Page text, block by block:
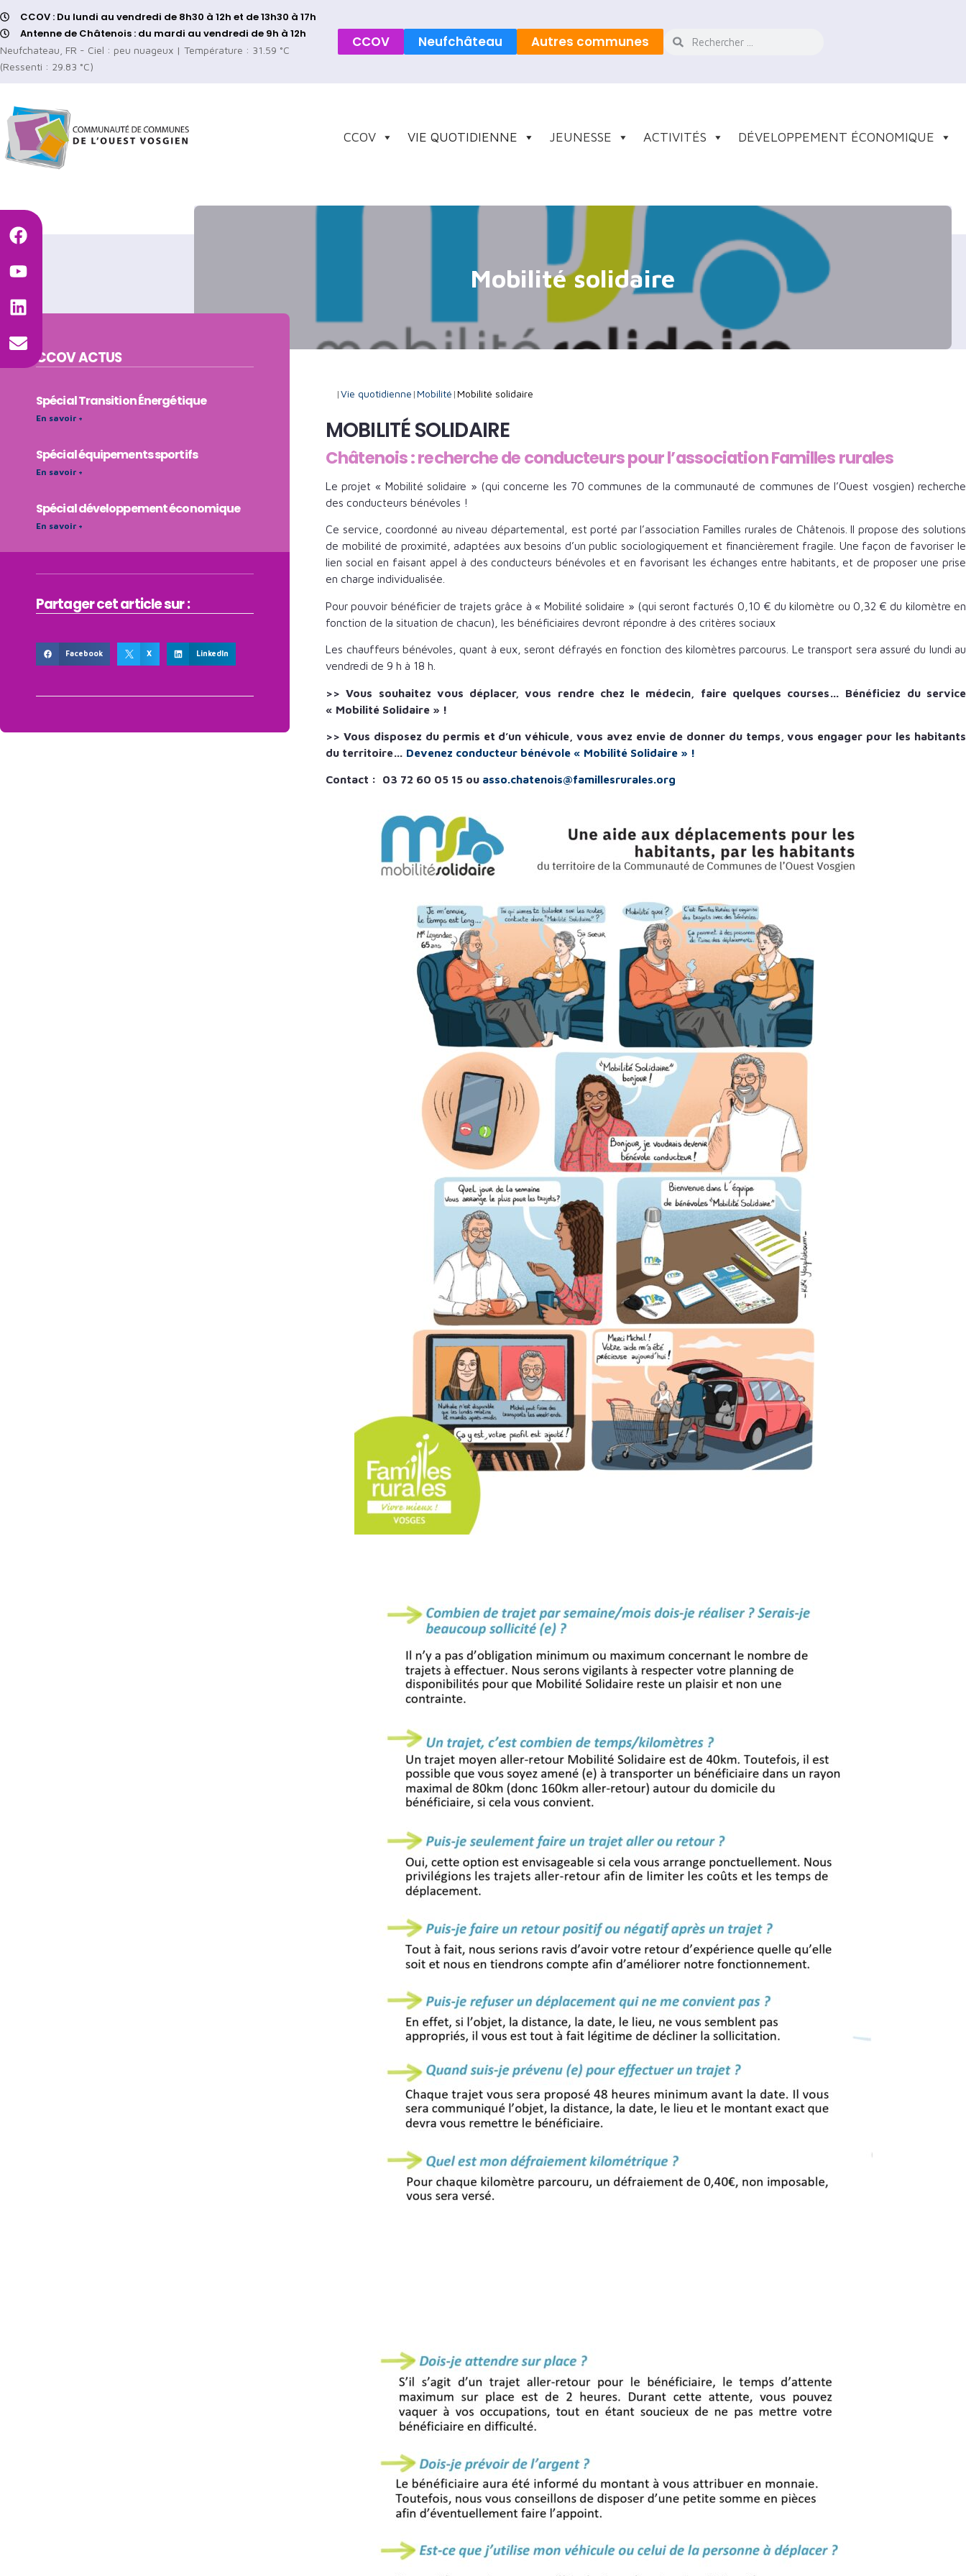
CCOV : Du lundi au vendredi de 8h30 à 12h et de 13h30 à 17h
Antenne de Châtenois : du mardi au vendredi de 9h à 12h
Neufchateau, FR - Ciel : peu nuageux | Température : 31.59 °C
(Ressenti : 29.83 °C)
CCOV Neufchâteau Autres communes
CCOV VIE QUOTIDIENNE JEUNESSE ACTIVITÉS DÉVELOPPEMENT ÉCONOMIQUE
Mobilité solidaire
CCOVACTUS
Spécial Transition Énergétique
En savoir +
Spécial équipements sportifs
En savoir +
Spécial développement économique
En savoir +
Partager cet article sur :
Facebook X LinkedIn
|Vie quotidienne |Mobilité |Mobilité solidaire
MOBILITÉ SOLIDAIRE
Châtenois : recherche de conducteurs pour l’association Familles rurales
Le projet « Mobilité solidaire » (qui concerne les 70 communes de la communauté de communes de l’Ouest vosgien) recherche
des conducteurs bénévoles !
Ce service, coordonné au niveau départemental, est porté par l’association Familles rurales de Châtenois. Il propose des solutions
de mobilité de proximité, adaptées aux besoins d’un public sociologiquement et financièrement fragile. Une façon de favoriser le
lien social en faisant appel à des conducteurs bénévoles et en favorisant les échanges entre habitants, et de proposer une prise
en charge individualisée.
Pour pouvoir bénéficier de trajets grâce à « Mobilité solidaire » (qui seront facturés 0,10 € du kilomètre ou 0,32 € du kilomètre en
fonction de la situation de chacun), les bénéficiaires devront répondre à des critères sociaux
Les chauffeurs bénévoles, quant à eux, seront défrayés en fonction des kilomètres parcourus. Le transport sera assuré du lundi au
vendredi de 9 h à 18 h.
>> Vous souhaitez vous déplacer, vous rendre chez le médecin, faire quelques courses… Bénéficiez du service
« Mobilité Solidaire » !
>> Vous disposez du permis et d’un véhicule, vous avez envie de donner du temps, vous engager pour les habitants
du territoire… Devenez conducteur bénévole « Mobilité Solidaire » !
Contact : 03 72 60 05 15 ou asso.chatenois@famillesrurales.org